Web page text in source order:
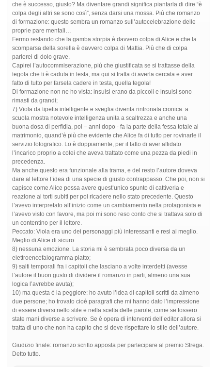
che è successo, giusto? Ma diventare grandi significa piantarla di dire “è
colpa degli altri se sono così”, senza darsi una mossa. Più che romanzo
di formazione: questo sembra un romanzo sull’autocelebrazione delle
proprie pare mentali…
Fermo restando che la gamba storpia è davvero colpa di Alice e che la
scomparsa della sorella è davvero colpa di Mattia. Più che di colpa
parlerei di dolo grave.
Capirei l’autocommiserazione, più che giustificata se si trattasse della
tegola che ti è caduta in testa, ma qui si tratta di averla cercata e aver
fatto di tutto per farsela cadere in testa, quella tegola!
Di formazione non ne ho vista: insulsi erano da piccoli e insulsi sono
rimasti da grandi;
7) Viola da tipetta intelligente e sveglia diventa rintronata cronica: a
scuola mostra notevole intelligenza unita a scaltrezza e anche una
buona dosa di perfidia, poi – anni dopo - fa la parte della fessa totale al
matrimonio, quand’è più che evidente che Alice fa di tutto per rovinarle il
servizio fotografico. Lo è doppiamente, per il fatto di aver affidato
l’incarico proprio a colei che aveva trattato come una pezza da piedi in
precedenza.
Ma anche questo era funzionale alla trama, e del resto l’autore doveva
dare al lettore l’idea di una specie di giusto contrappasso. Che poi, non si
capisce come Alice possa avere quest’unico spunto di cattiveria e
reazione ai torti subiti per poi ricadere nello stato precedente. Questo
l’avevo interpretato all’inizio come un cambiamento nella protagonista e
l’avevo visto con favore, ma poi mi sono reso conto che si trattava solo di
un contentino per il lettore.
Peccato: Viola era uno dei personaggi più interessanti e resi al meglio.
Meglio di Alice di sicuro.
8) nessuna emozione. La storia mi è sembrata poco diversa da un
elettroencefalogramma piatto;
9) salti temporali fra i capitoli che lasciano a volte interdetti (avesse
l’autore il buon gusto di dividere il romanzo in parti, almeno una sua
logica l’avrebbe avuta);
10) ma questa è la peggiore: ho avuto l’idea di capitoli scritti da almeno
due persone; ho trovato cioè paragrafi che mi hanno dato l’impressione
di essere diversi nello stile e nella scelta delle parole, come se fossero
state mani diverse a scrivere. Se è opera di interventi dell’editor allora si
tratta di uno che non ha capito che si deve rispettare lo stile dell’autore.
Giudizio finale: romanzo scritto apposta per partecipare al premio Strega.
Detto tutto.